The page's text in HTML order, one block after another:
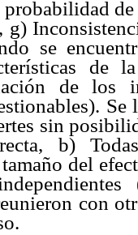
de
se
de
de los
sin
b)
del
con